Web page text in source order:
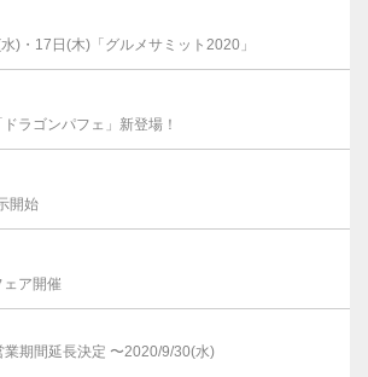
)・17日(木)「グルメサミット2020」
ラゴンパフェ」新登場！
開始
ア開催
期間延長決定 〜2020/9/30(水)